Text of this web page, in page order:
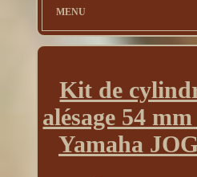
MENU
Kit de
alésage 54
Yamaha